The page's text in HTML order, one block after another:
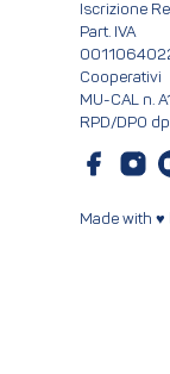
Iscrizione
Part. IVA
Cooperativi
MU-CAL n.
RPD/DPO
Made with ♥